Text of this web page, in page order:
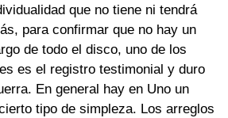
que no tiene ni tendrá
para confirmar que no hay un
de todo el disco, uno de los
es el registro testimonial y duro
En general hay en Uno un
tipo de simpleza. Los arreglos